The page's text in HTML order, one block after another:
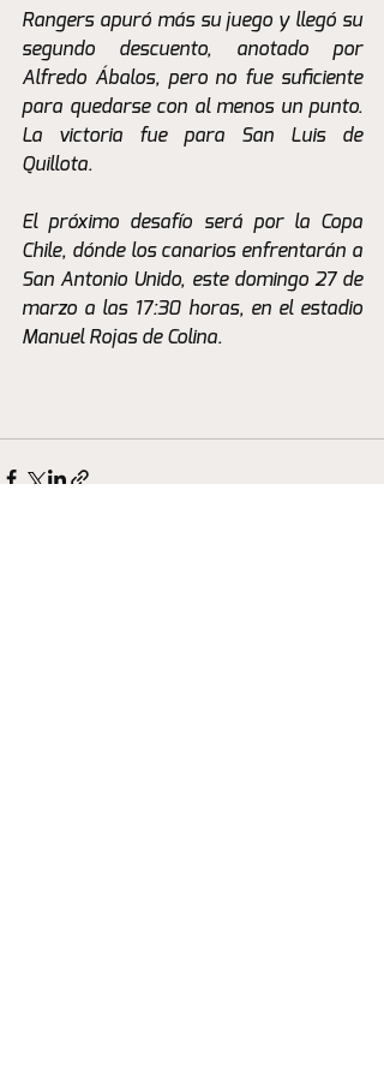
Rangers apuró más su juego y llegó su
segundo descuento, anotado por
Alfredo Ábalos, pero no fue suficiente
para quedarse con al menos un punto.
La victoria fue para San Luis de
Quillota.
El próximo desafío será por la Copa
Chile, dónde los canarios enfrentarán a
San Antonio Unido, este domingo 27 de
marzo a las 17:30 horas, en el estadio
Manuel Rojas de Colina.